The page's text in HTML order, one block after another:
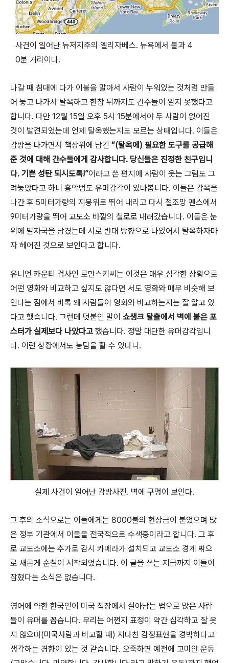
사건이 일어난 뉴저지주의 엘리자베스. 뉴욕에서 불과 4
0분 거리이다.
나갈 때 침대에 다가 이불을 말아서 사람이 누워있는 것처럼 만들
어 놓고 나가서 탈옥하고 한참 뒤까지도 간수들이 알지 못했다고
합니다. 다만 12월 15일 오후 5시 15분에서야 두 사람이 없어진
것이 발견되었는데 언제 탈옥했는지도 모르는 상태입니다. 이들은
감방을 나가면서 책상위에 남긴 “(탈옥에) 필요한 도구를 공급해
준 것에 대해 간수들에게 감사합니다. 당신들은 진정한 친구입니
다. 기쁜 성탄 되시도록!”이라고 쓴 편지에 사람이 웃는 그림도 그
려놓았다고 하니 흉악범도 유머감각이 있나봅니다. 이들은 감옥을
나간 후 5미터가량의 지붕위로 뛰어 내리고 다시 철조망 펜스에서
9미터가량을 뛰어 교도소 바깥의 철로로 내려갔습니다. 이들은 눈
위에 발자국을 남겼는데 서로 반대 방향으로 나있어서 탈옥하자마
자 헤어진 것으로 보인다고 합니다.
유니언 카운티 검사인 로만스키씨는 이것은 매우 심각한 상황으로
어떤 영화와 비교하고 싶지도 않다면 서도 영화와 매우 비슷해 보
인다는 점에서 비록 왜 사람들이 영화와 비교하는지는 잘 알고 있
다고 했습니다. 그런데 덧붙인 말이 쇼생크 탈출에서 벽에 붙은 포
스터가 실제보다 나았다고했습니다. 정말 대단한 유머감각입니
다. 이런 상황에서도 농담을 할 수 있다니.
실제 사건이 일어난 감방사진. 벽에 구멍이 보인다.
그 후의 소식으로는 이들에게는 8000불의 현상금이 붙었으며 많
은 정부 기관에서 이들을 전국적으로 수색중이라고 합니다. 그 후
로 교도소에는 추가로 감시 카메라가 설치되고 교도소 경계 밖으
로 새롭게 순찰이 시작되었습니다. 이 글을 쓰는 지금까지 이들이
잡혔다는 소식은 없습니다.
영어에 약한 한국인이 미국 직장에서 살아남는 법으로 많은 사람
들이 유머를 꼽습니다. 우리는 어쩐지 표정이 약간 심각하고 잘 웃
지 않으며(미국사람과 비교할 때) 지나친 감정표현을 경박하다고
생각하는 경향이 있는 것 같습니다. 오죽하면 예전에 고미안 운동